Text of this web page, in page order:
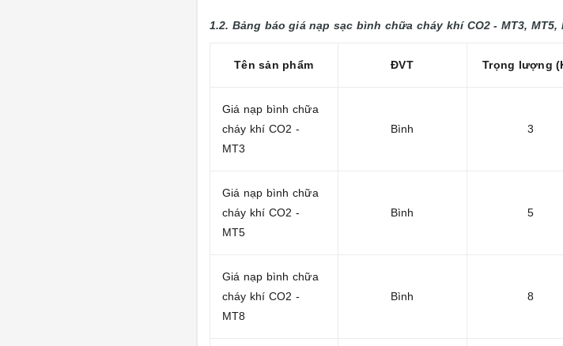
1.2. Bảng báo giá nạp sạc bình chữa cháy khí CO2 - MT3, MT5,
Tên sản phẩm ĐVT Trọng lượng
Giá nạp bình chữa
cháy khí CO2 -
MT3
Bình 3
Giá nạp bình chữa
cháy khí CO2 -
MT5
Bình 5
Giá nạp bình chữa
cháy khí CO2 -
MT8
Bình 8